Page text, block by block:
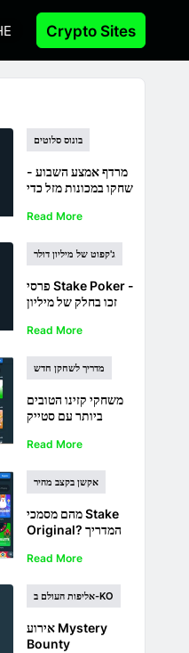
Crypto Sites
בונוס סלוטים
מרדף אמצע השבוע -
שחקו במכונות מזל כדי
שבועיים
Read More
ג'קפוט של מיליון דולר
פרסי Stake Poker -
זכו בחלק של מיליון
Read More
מדריך לשחקן חדש
משחקי קזינו הטובים
ביותר עם סטייק
Read More
אקשן בקצב מהיר
מהם מסמכי Stake
Original? המדריך
Read More
אליפות העולם ב-KO
אירוע Mystery
Bounty